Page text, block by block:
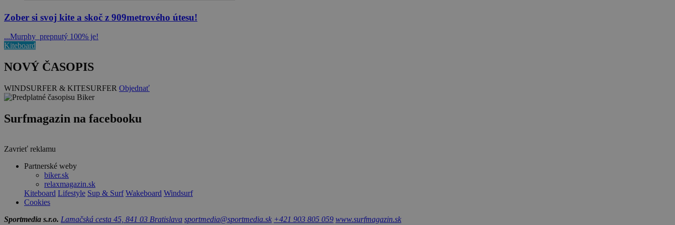
Zober si svoj kite a skoč z 909metrového útesu!
...Murphy prepnutý 100% je!
Kiteboard
NOVÝ ČASOPIS
WINDSURFER & KITESURFER Objednať
Surfmagazin na facebooku
Zavrieť reklamu
Partnerské weby
biker.sk
relaxmagazin.sk
Kiteboard Lifestyle Sup & Surf Wakeboard Windsurf
Cookies
Sportmedia s.r.o. Lamačská cesta 45, 841 03 Bratislava sportmedia@sportmedia.sk +421 903 805 059 www.surfmagazin.sk